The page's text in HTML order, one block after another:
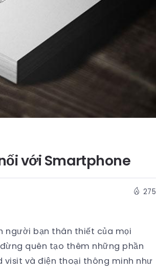
với Smartphone
275
người bạn thân thiết của mọi
quên tạo thêm những phần
visit và điện thoại thông minh như